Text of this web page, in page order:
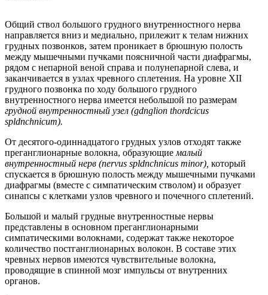
Общий ствол большого грудного внутренностного нерва
направляется вниз и медиально, прилежит к телам нижних
грудных позвонков, затем проникает в брюшную полость
между мышечными пучками поясничной части диафрагмы,
рядом с непарной веной справа и полунепарной слева, и
заканчивается в узлах чревного сплетения. На уровне XII
грудного позвонка по ходу большого грудного
внутренностного нерва имеется небольшой по размерам
грудной внутренностный узел (gdnglion thordcicus
spldnchnicum).
От десятого-одиннадцатого грудных узлов отходят также
преганглионарные волокна, образующие малый
внутренностный нерв (nervus spldnchnicus minor), который
спускается в брюшную полость между мышечными пучками
диафрагмы (вместе с симпатическим стволом) и образует
синапсы с клетками узлов чревного и почечного сплетений.
Большой и малый грудные внутренностные нервы
представлены в основном преганглионарными
симпатическими волокнами, содержат также некоторое
количество постганглионарных волокон. В составе этих
чревных нервов имеются чувствительные волокна,
проводящие в спинной мозг импульсы от внутренних
органов.